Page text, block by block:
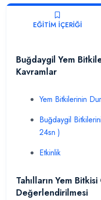
EĞITIM İÇERIĞI
Buğdaygil Yem
Kavramlar
Yem Bitkilerinin
Buğdaygil
24sn )
Etkinlik
Tahılların Yem
Değerlendirilmesi